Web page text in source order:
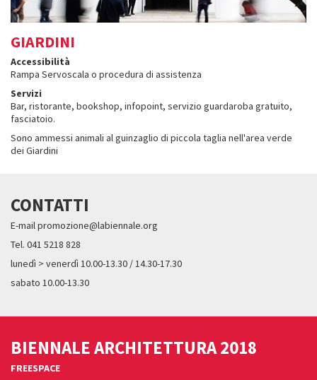
GIARDINI
Accessibilità
Rampa Servoscala o procedura di assistenza
Servizi
Bar, ristorante, bookshop, infopoint, servizio guardaroba gratuito,
fasciatoio.
Sono ammessi animali al guinzaglio di piccola taglia nell'area verde
dei Giardini
CONTATTI
E-mail promozione@labiennale.org
Tel. 041 5218 828
lunedì > venerdì 10.00-13.30 / 14.30-17.30
sabato 10.00-13.30
BIENNALE ARCHITETTURA 2018
FREESPACE